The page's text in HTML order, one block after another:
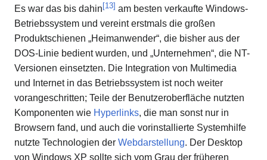
Es war das bis dahin [13] am besten verkaufte Windows-
Betriebssystem und vereint erstmals die großen
Produktschienen „Heimanwender“, die bisher aus der
DOS-Linie bedient wurden, und „Unternehmen“, die NT-
Versionen einsetzten. Die Integration von Multimedia
und Internet in das Betriebssystem ist noch weiter
vorangeschritten; Teile der Benutzeroberfläche nutzten
Komponenten wie Hyperlinks, die man sonst nur in
Browsern fand, und auch die vorinstallierte Systemhilfe
nutzte Technologien der Webdarstellung. Der Desktop
von Windows XP sollte sich vom Grau der früheren